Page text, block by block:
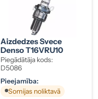
Aizdedzes Svece
Denso T16VRU10
Piegādātāja kods:
D5086
Pieejamība:
Somijas noliktavā